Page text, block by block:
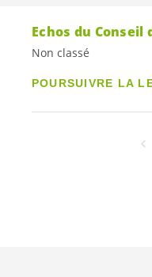
Echos du Conseil
Non classé
POURSUIVRE LA